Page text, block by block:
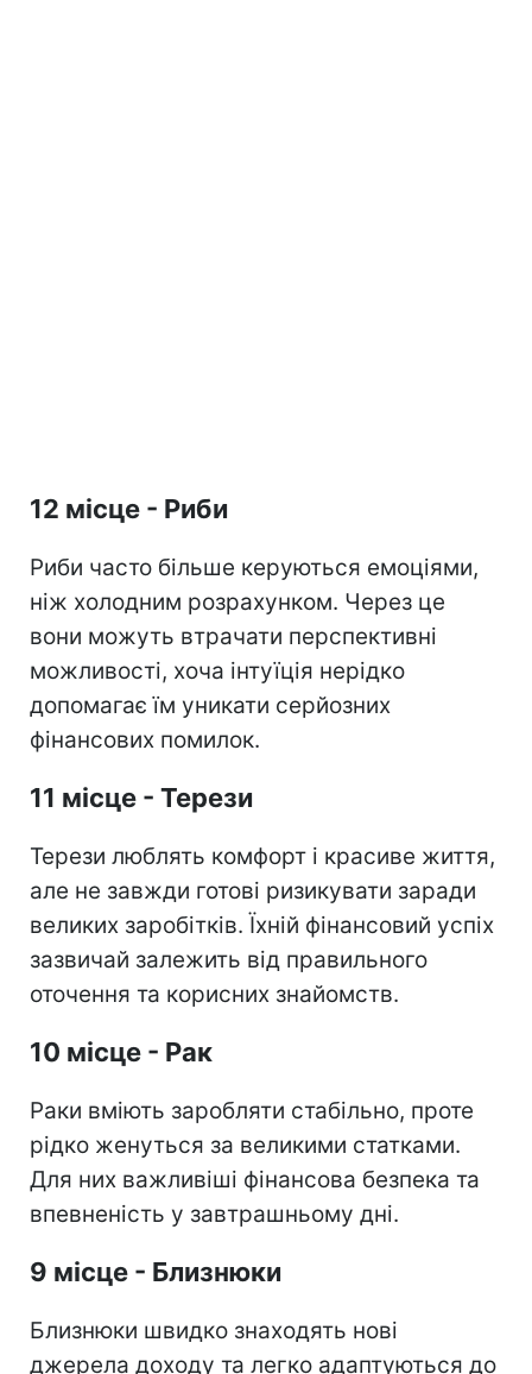
12 місце - Риби
Риби часто більше керуються емоціями,
ніж холодним розрахунком. Через це
вони можуть втрачати перспективні
можливості, хоча інтуїція нерідко
допомагає їм уникати серйозних
фінансових помилок.
11 місце - Терези
Терези люблять комфорт і красиве життя,
але не завжди готові ризикувати заради
великих заробітків. Їхній фінансовий успіх
зазвичай залежить від правильного
оточення та корисних знайомств.
10 місце - Рак
Раки вміють заробляти стабільно, проте
рідко женуться за великими статками.
Для них важливіші фінансова безпека та
впевненість у завтрашньому дні.
9 місце - Близнюки
Близнюки швидко знаходять нові
джерела доходу та легко адаптуються до